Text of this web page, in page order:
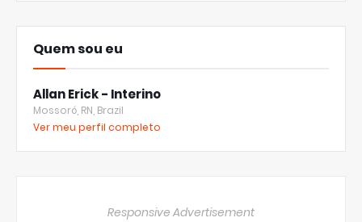
Quem sou eu
Allan Erick - Interino
Mossoró, RN, Brazil
Ver meu perfil completo
Responsive Advertisement